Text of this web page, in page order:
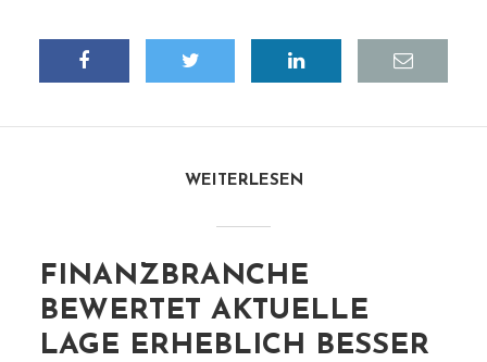
WEITERLESEN
FINANZBRANCHE
BEWERTET AKTUELLE
LAGE ERHEBLICH BESSER